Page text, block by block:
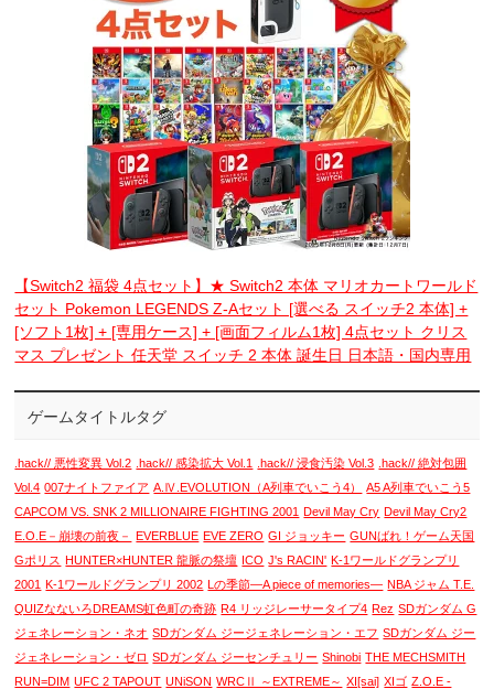
【Switch2 福袋 4点セット】★ Switch2 本体 マリオカートワールド
セット Pokemon LEGENDS Z-Aセット [選べる スイッチ2 本体] +
[ソフト1枚] + [専用ケース] + [画面フィルム1枚] 4点セット クリス
マス プレゼント 任天堂 スイッチ 2 本体 誕生日 日本語・国内専用
ゲームタイトルタグ
.hack// 悪性変異 Vol.2 .hack// 感染拡大 Vol.1 .hack// 浸食汚染 Vol.3 .hack// 絶対包囲
Vol.4 007ナイトファイア A.Ⅳ.EVOLUTION（A列車でいこう4）
A5 A列車でいこう5
CAPCOM VS. SNK 2 MILLIONAIRE FIGHTING 2001 Devil May Cry Devil May Cry2
E.O.E－崩壊の前夜－
EVERBLUE EVE ZERO GI ジョッキー GUNばれ！ゲーム天国
Gポリス HUNTER×HUNTER 龍脈の祭壇 ICO J's RACIN' K-1ワールドグランプリ
2001 K-1ワールドグランプリ 2002 Lの季節―A piece of memories― NBA ジャム T.E.
QUIZなないろDREAMS虹色町の奇跡 R4 リッジレーサータイプ4 Rez SDガンダム G
ジェネレーション・ネオ SDガンダム ジージェネレーション・エフ SDガンダム ジー
ジェネレーション・ゼロ SDガンダム ジーセンチュリー Shinobi THE MECHSMITH
RUN=DIM UFC 2 TAPOUT UNiSON WRCⅡ ～EXTREME～ XI[sai] XIゴ Z.O.E -